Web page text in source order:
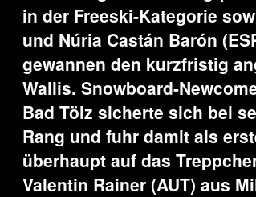
in der Freeski-Kategorie
und Núria Castán Barón
gewannen den kurzfristig
Wallis. Snowboard-
Bad Tölz sicherte sich bei
Rang und fuhr damit als
überhaupt auf das
Valentin Rainer (AUT) aus